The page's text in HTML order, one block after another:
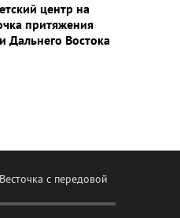
центр на
притяжения
Дальнего Востока
Весточка с передовой